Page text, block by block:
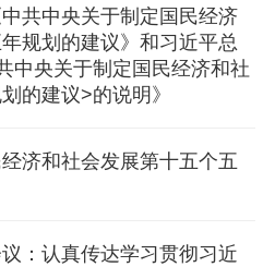
共中央关于制定国民经济
规划的建议》和习近平总
中央关于制定国民经济和社
的建议>的说明》
济和社会发展第十五个五
：认真传达学习贯彻习近